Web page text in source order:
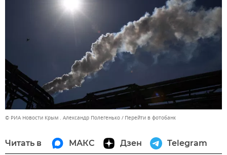
© РИА Новости Крым . Александр Полегенько Перейти в фотобанк
Читать в МАКС Дзен Telegram